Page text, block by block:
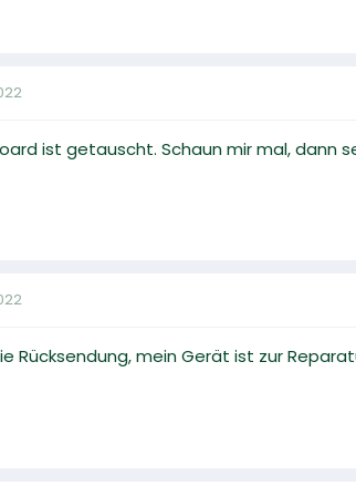
ist getauscht. Schaun mir mal, dann
Rücksendung, mein Gerät ist zur